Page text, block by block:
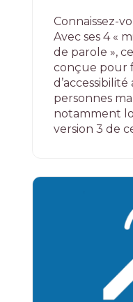
Connaissez-
Avec ses 4 «
de parole »,
conçue pour
personnes
notamment
version 3 de